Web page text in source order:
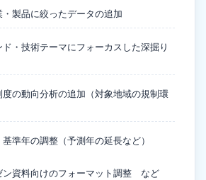
製品に絞ったデータの追加
・技術テーマにフォーカスした深掘り
度の動向分析の追加（対象地域の規制環
準年の調整（予測年の延長など）
ン資料向けのフォーマット調整 など